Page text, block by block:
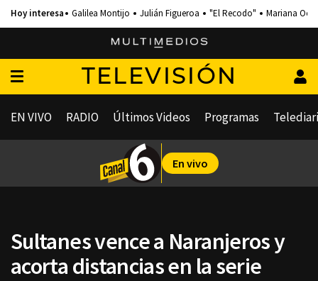
Galilea Montijo Julián Figueroa "El Recodo" Mariana
TELEVISIÓN
EN VIVO RADIO Últimos Videos Programas
En vivo
Sultanes vence a Naranjeros y
acorta distancias en la serie